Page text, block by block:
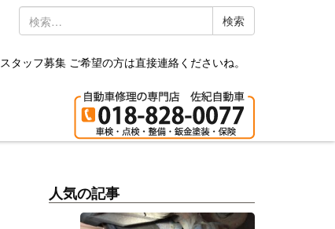
索:
スタッフ募集 ご希望の方は直接連絡くださいね。
人気の記事